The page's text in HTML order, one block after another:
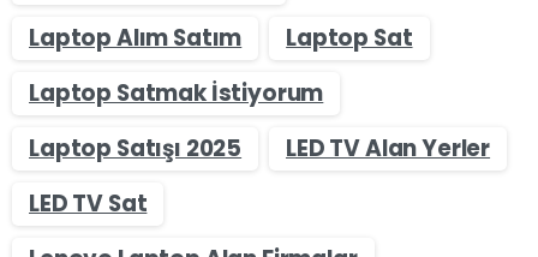
Laptop Alım Satım
Laptop Sat
Laptop Satmak İstiyorum
Laptop Satışı 2025
LED TV Alan Yerler
LED TV Sat